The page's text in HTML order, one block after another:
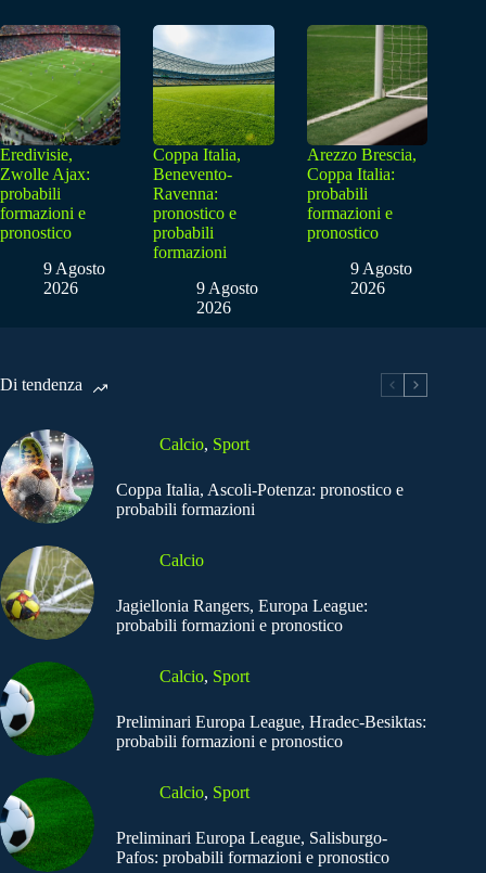
Eredivisie,
Zwolle Ajax:
probabili
formazioni e
pronostico
9 Agosto
2026
Coppa Italia,
Benevento-
Ravenna:
pronostico e
probabili
formazioni
9 Agosto
2026
Arezzo Brescia,
Coppa Italia:
probabili
formazioni e
pronostico
9 Agosto
2026
Di tendenza
Calcio, Sport
Coppa Italia, Ascoli-Potenza: pronostico e
probabili formazioni
Calcio
Jagiellonia Rangers, Europa League:
probabili formazioni e pronostico
Calcio, Sport
Preliminari Europa League, Hradec-Besiktas:
probabili formazioni e pronostico
Calcio, Sport
Preliminari Europa League, Salisburgo-
Pafos: probabili formazioni e pronostico